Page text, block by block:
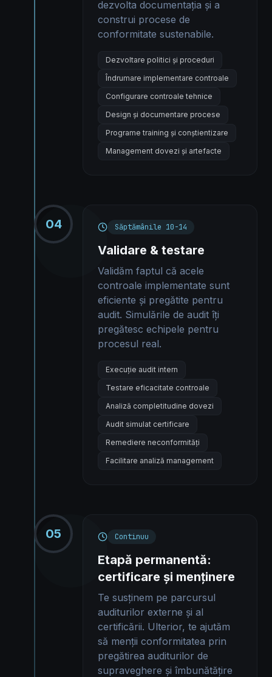
dezvolta documentația și a
construi procese de
conformitate sustenabile.
Dezvoltare politici și proceduri
Îndrumare implementare controale
Configurare controale tehnice
Design și documentare procese
Programe training și conștientizare
Management dovezi și artefacte
04 Săptămânile 10-14
Validare & testare
Validăm faptul că acele
controale implementate sunt
eficiente și pregătite pentru
audit. Simulările de audit îți
pregătesc echipele pentru
procesul real.
Execuție audit intern
Testare eficacitate controale
Analiză completitudine dovezi
Audit simulat certificare
Remediere neconformități
Facilitare analiză management
05 Continuu
Etapă permanentă:
certificare și menținere
Te susținem pe parcursul
auditurilor externe și al
certificării. Ulterior, te ajutăm
să menții conformitatea prin
pregătirea auditurilor de
supraveghere și îmbunătățire